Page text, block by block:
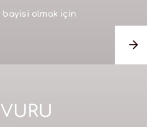
bayisi olmak için